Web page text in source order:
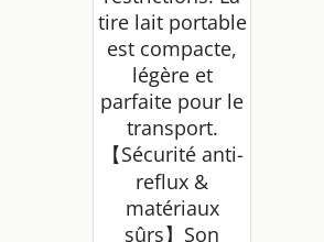
tire lait portable
est compacte,
légère et
parfaite pour le
transport.
【Sécurité anti-
reflux &
matériaux
sûrs】Son